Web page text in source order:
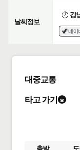
날씨정보
🕗 강
🦖 네이
대중교통
타고 가기🚇